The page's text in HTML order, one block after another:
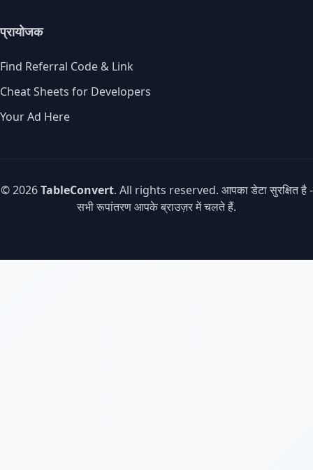
प्रायोजक
Find Referral Code & Link
Cheat Sheets for Developers
Your Ad Here
© 2026TableConvert. All rights reserved. आपका डेटा सुरक्षित है -
सभी रूपांतरण आपके ब्राउज़र में चलते हैं.